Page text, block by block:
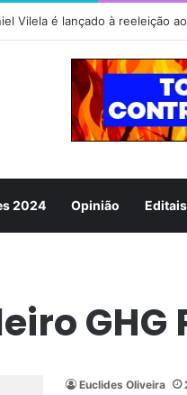
Vilela é lançado à reeleição
2024 Opinião Editais
GHG
Euclides Oliveira